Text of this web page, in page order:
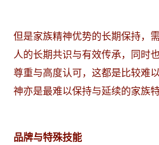
但是家族精神优势的长期保持，
人的长期共识与有效传承，同时
尊重与高度认可，这都是比较难
神亦是最难以保持与延续的家族特
品牌与特殊技能